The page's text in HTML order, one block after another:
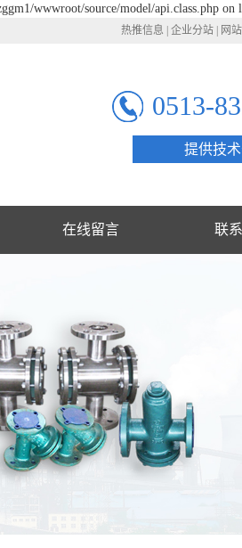
wwwroot/source/model/api.class.php on
热推信息 企业分站 网
0513-
提供技
在线留言 联